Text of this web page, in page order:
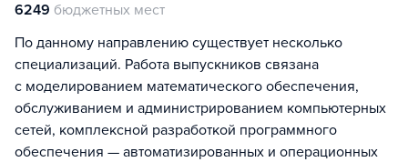
6249 бюджетных мест
По данному направлению существует несколько
специализаций. Работа выпускников связана
с моделированием математического обеспечения,
обслуживанием и администрированием компьютерных
сетей, комплексной разработкой программного
обеспечения — автоматизированных и операционных